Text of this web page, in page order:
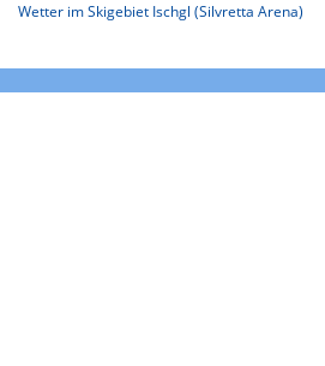
Wetter im Skigebiet Ischgl (Silvretta Arena)